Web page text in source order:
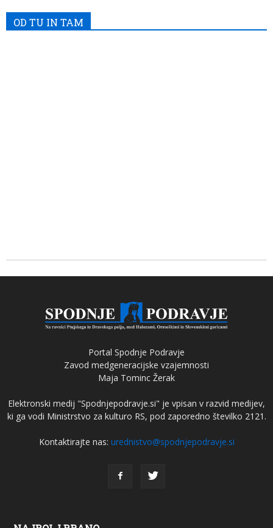
OD TU IN TAM
Portal Spodnje Podravje
Zavod medgeneracijske vzajemnosti
Maja Tominc Žerak
Elektronski medij "Spodnjepodravje.si" je vpisan v razvid medijev,
ki ga vodi Ministrstvo za kulturo RS, pod zaporedno številko 2121.
Kontaktirajte nas: urednistvo@spodnjepodravje.si